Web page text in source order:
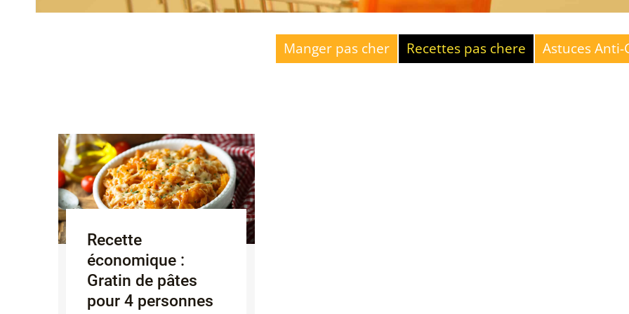
Manger pas cher Recettes pas chere Astuces Anti-
Recette
économique :
Gratin de pâtes
pour 4 personnes